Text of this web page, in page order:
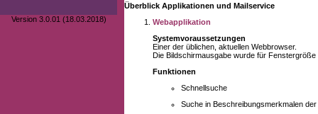
Version 3.0.01 (18.03.2018)
Überblick Applikationen und Mailservice
Webapplikation
Systemvoraussetzungen
Einer der üblichen, aktuellen Webbrowser.
Die Bildschirmausgabe wurde für
Funktionen
Schnellsuche
Suche in Beschreibungsmerkmalen